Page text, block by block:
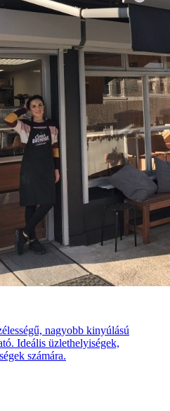
nagyobb kinyúlású
Ideális üzlethelyiségek,
számára.